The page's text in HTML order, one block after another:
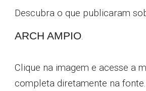
Descubra o que publicaram
ARCH AMPIO.
Clique na imagem e acesse a
completa diretamente na fonte.